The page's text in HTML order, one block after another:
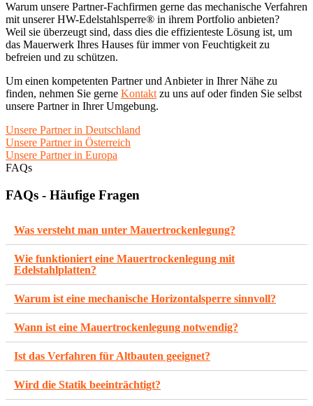
Warum unsere Partner-Fachfirmen gerne das mechanische Verfahren
mit unserer HW-Edelstahlsperre® in ihrem Portfolio anbieten?
Weil sie überzeugt sind, dass dies die effizienteste Lösung ist, um
das Mauerwerk Ihres Hauses für immer von Feuchtigkeit zu
befreien und zu schützen.
Um einen kompetenten Partner und Anbieter in Ihrer Nähe zu
finden, nehmen Sie gerne Kontakt zu uns auf oder finden Sie selbst
unsere Partner in Ihrer Umgebung.
Unsere Partner in Deutschland
Unsere Partner in Österreich
Unsere Partner in Europa
FAQs
FAQs - Häufige Fragen
Was versteht man unter Mauertrockenlegung?
Wie funktioniert eine Mauertrockenlegung mit
Edelstahlplatten?
Warum ist eine mechanische Horizontalsperre sinnvoll?
Wann ist eine Mauertrockenlegung notwendig?
Ist das Verfahren für Altbauten geeignet?
Wird die Statik beeinträchtigt?